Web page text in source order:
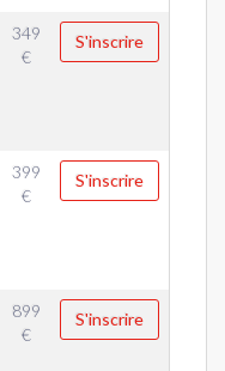
349
€
S'inscrire
399
€
S'inscrire
899
€
S'inscrire